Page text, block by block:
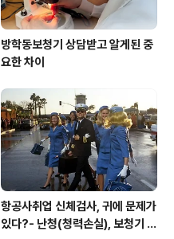
방학동보청기 상담받고 알게된 중
요한 차이
항공사취업 신체검사, 귀에 문제가
있다?- 난청(청력손실), 보청기 분